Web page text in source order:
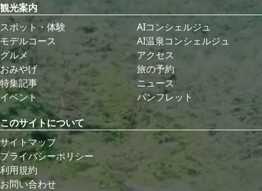
観光案内
スポット・体験
モデルコース
グルメ
おみやげ
特集記事
イベント
AIコンシェルジュ
AI温泉コンシェルジュ
アクセス
旅の予約
ニュース
パンフレット
このサイトについて
サイトマップ
プライバシーポリシー
利用規約
お問い合わせ